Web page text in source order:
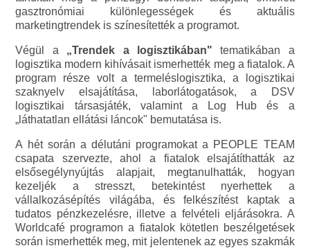
gasztronómiai különlegességek és aktuális
marketingtrendek is színesítették a programot.
Végül a „Trendek a logisztikában" tematikában a
logisztika modern kihívásait ismerhették meg a fiatalok. A
program része volt a termeléslogisztika, a logisztikai
szaknyelv elsajátítása, laborlátogatások, a DSV
logisztikai társasjáték, valamint a Log Hub és a
„láthatatlan ellátási láncok" bemutatása is.
A hét során a délutáni programokat a PEOPLE TEAM
csapata szervezte, ahol a fiatalok elsajátíthatták az
elsősegélynyújtás alapjait, megtanulhatták, hogyan
kezeljék a stresszt, betekintést nyerhettek a
vállalkozásépítés világába, és felkészítést kaptak a
tudatos pénzkezelésre, illetve a felvételi eljárásokra. A
Worldcafé programon a fiatalok kötetlen beszélgetések
során ismerhették meg, mit jelentenek az egyes szakmák